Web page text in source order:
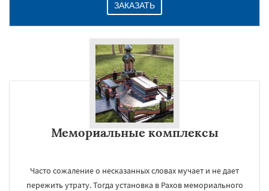
ЗАКАЗАТЬ
Мемориальные комплексы
Часто сожаление о несказанных словах мучает и не дает
пережить утрату. Тогда установка в Рахов мемориального